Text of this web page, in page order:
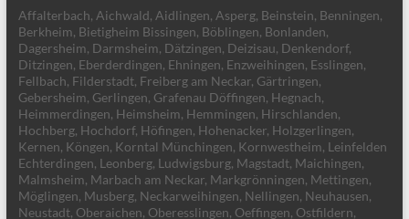
Affalterbach, Aichwald, Aidlingen, Asperg, Beinstein, Benningen,
Berkheim, Bietigheim Bissingen, Böblingen, Bonlanden,
Dagersheim, Darmsheim, Dätzingen, Deizisau, Denkendorf,
Ditzingen, Eberderdingen, Ehningen, Enzweihingen, Esslingen,
Fellbach, Filderstadt, Freiberg am Neckar, Gärtringen,
Gebersheim, Gerlingen, Grafenau Döffingen, Hegnach,
Heimmerdingen, Heimsheim, Hemmingen, Hirschlanden,
Hochberg, Hochdorf, Höfingen, Hohenacker, Holzgerlingen,
Kernen, Köngen, Korntal Münchingen, Kornwestheim, Leinfelden
Echterdingen, Leonberg, Ludwigsburg, Magstadt, Maichingen,
Malmsheim, Marbach am Neckar, Markgrönningen, Mettingen,
Möglingen, Musberg, Neckarweihingen, Nellingen, Neuhausen,
Neustadt, Oberaichen, Oberesslingen, Oeffingen, Ostfildern,